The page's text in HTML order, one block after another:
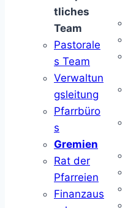
tliches
Team
Pastorale
s Team
Verwaltun
gsleitung
Pfarrbüro
s
Gremien
Rat der
Pfarreien
Finanzaus